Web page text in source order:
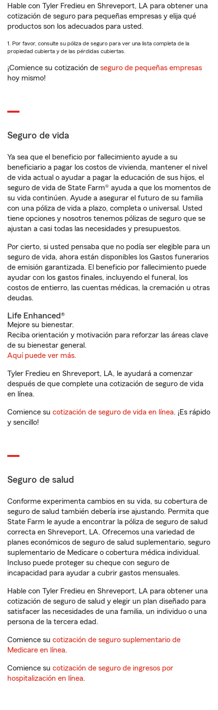
Hable con Tyler Fredieu en Shreveport, LA para obtener una
cotización de seguro para pequeñas empresas y elija qué
productos son los adecuados para usted.
1. Por favor, consulte su póliza de seguro para ver una lista completa de la
propiedad cubierta y de las pérdidas cubiertas.
¡Comience su cotización de seguro de pequeñas empresas
hoy mismo!
Seguro de vida
Ya sea que el beneficio por fallecimiento ayude a su
beneficiario a pagar los costos de vivienda, mantener el nivel
de vida actual o ayudar a pagar la educación de sus hijos, el
seguro de vida de State Farm® ayuda a que los momentos de
su vida continúen. Ayude a asegurar el futuro de su familia
con una póliza de vida a plazo, completa o universal. Usted
tiene opciones y nosotros tenemos pólizas de seguro que se
ajustan a casi todas las necesidades y presupuestos.
Por cierto, si usted pensaba que no podía ser elegible para un
seguro de vida, ahora están disponibles los Gastos funerarios
de emisión garantizada. El beneficio por fallecimiento puede
ayudar con los gastos finales, incluyendo el funeral, los
costos de entierro, las cuentas médicas, la cremación u otras
deudas.
Life Enhanced®
Mejore su bienestar.
Reciba orientación y motivación para reforzar las áreas clave
de su bienestar general.
Aquí puede ver más.
Tyler Fredieu en Shreveport, LA, le ayudará a comenzar
después de que complete una cotización de seguro de vida
en línea.
Comience su cotización de seguro de vida en línea. ¡Es rápido
y sencillo!
Seguro de salud
Conforme experimenta cambios en su vida, su cobertura de
seguro de salud también debería irse ajustando. Permita que
State Farm le ayude a encontrar la póliza de seguro de salud
correcta en Shreveport, LA. Ofrecemos una variedad de
planes económicos de seguro de salud suplementario, seguro
suplementario de Medicare o cobertura médica individual.
Incluso puede proteger su cheque con seguro de
incapacidad para ayudar a cubrir gastos mensuales.
Hable con Tyler Fredieu en Shreveport, LA para obtener una
cotización de seguro de salud y elegir un plan diseñado para
satisfacer las necesidades de una familia, un individuo o una
persona de la tercera edad.
Comience su cotización de seguro suplementario de
Medicare en línea.
Comience su cotización de seguro de ingresos por
hospitalización en línea.